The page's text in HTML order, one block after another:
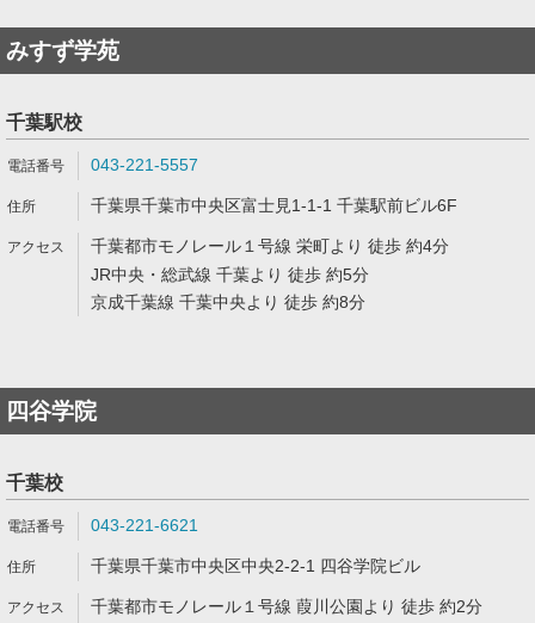
みすず学苑
千葉駅校
043-221-5557
千葉県千葉市中央区富士見1-1-1 千葉駅前ビル6F
千葉都市モノレール１号線 栄町より 徒歩 約4分
JR中央・総武線 千葉より 徒歩 約5分
京成千葉線 千葉中央より 徒歩 約8分
四谷学院
千葉校
043-221-6621
千葉県千葉市中央区中央2-2-1 四谷学院ビル
千葉都市モノレール１号線 葭川公園より 徒歩 約2分